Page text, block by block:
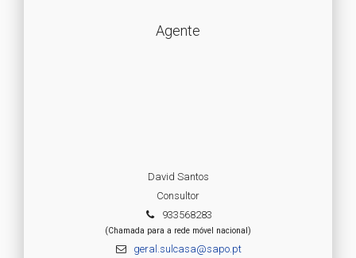
Agente
David Santos
Consultor
933568283
(Chamada para a rede móvel nacional)
geral.sulcasa@sapo.pt